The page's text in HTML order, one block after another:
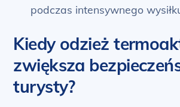
podczas intensywnego
Kiedy odzież
zwiększa
turysty?